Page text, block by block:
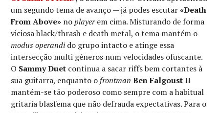
um segundo tema de avanço — já podes escutar«Death
From Above» noplayerem cima. Misturando de forma
viciosa black/thrash e death metal, o tema mantém o
modus operandido grupo intacto e atinge essa
intersecção multi géneros num velocidades ofuscante.
O Sammy Duet continua a sacar riffs bem cortantes à
sua guitarra, enquanto o frontmanBen Falgoust II
mantém-se tão poderoso como sempre com a habitual
gritaria blasfema que não defrauda expectativas. Para o